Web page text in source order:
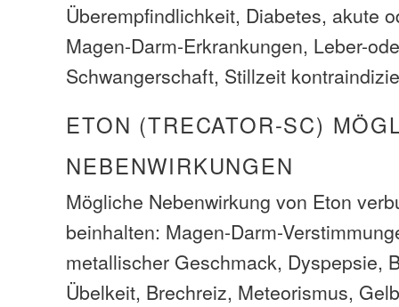
Überempfindlichkeit, Diabetes, akute
Magen-Darm-Erkrankungen, Leber-
Schwangerschaft, Stillzeit
ETON (TRECATOR-SC)
NEBENWIRKUNGEN
Mögliche Nebenwirkung von Eton
beinhalten: Magen-Darm-
metallischer Geschmack, Dyspepsie,
Übelkeit, Brechreiz, Meteorismus,